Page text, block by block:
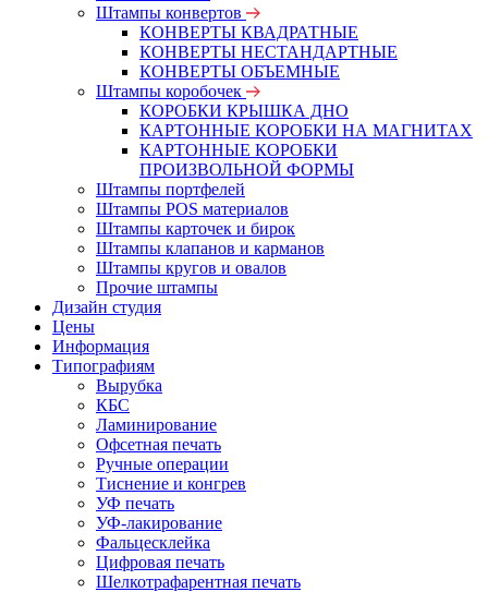
Штампы конвертов
КОНВЕРТЫ КВАДРАТНЫЕ
КОНВЕРТЫ НЕСТАНДАРТНЫЕ
КОНВЕРТЫ ОБЪЕМНЫЕ
Штампы коробочек
КОРОБКИ КРЫШКА ДНО
КАРТОННЫЕ КОРОБКИ НА МАГНИТАХ
КАРТОННЫЕ КОРОБКИ
ПРОИЗВОЛЬНОЙ ФОРМЫ
Штампы портфелей
Штампы POS материалов
Штампы карточек и бирок
Штампы клапанов и карманов
Штампы кругов и овалов
Прочие штампы
Дизайн студия
Цены
Информация
Типографиям
Вырубка
КБС
Ламинирование
Офсетная печать
Ручные операции
Тиснение и конгрев
УФ печать
УФ-лакирование
Фальцесклейка
Цифровая печать
Шелкотрафарентная печать